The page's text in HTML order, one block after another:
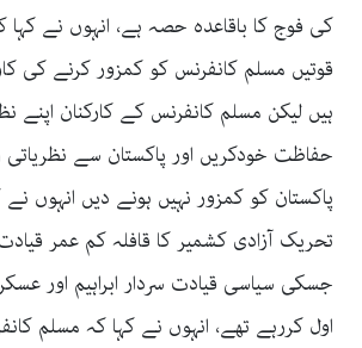
کی فوج کا باقاعدہ حصہ ہے، انہوں نے کہا
قوتیں مسلم کانفرنس کو کمزور کرنے کی
ہیں لیکن مسلم کانفرنس کے کارکنان اپنے
حفاظت خودکریں اور پاکستان سے نظریاتی
تحریک آزادی کشمیر کا قافلہ کم عمر
جسکی سیاسی قیادت سردار ابراہیم اور
اول کررہے تھے، انہوں نے کہا کہ مسلم